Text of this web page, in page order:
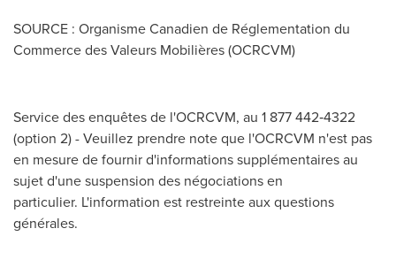
SOURCE : Organisme Canadien de Réglementation du
Commerce des Valeurs Mobilières (OCRCVM)
Service des enquêtes de l'OCRCVM, au 1 877 442‑4322
(option 2) - Veuillez prendre note que l'OCRCVM n'est pas
en mesure de fournir d'informations supplémentaires au
sujet d'une suspension des négociations en
particulier. L'information est restreinte aux questions
générales.